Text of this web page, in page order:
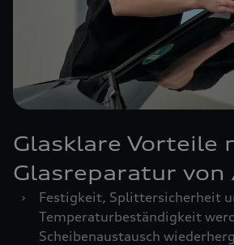
Glasklare Vorteile
Glasreparatur von
›
Festigkeit, Splittersicherheit
Temperaturbeständigkeit
Scheibenaustausch